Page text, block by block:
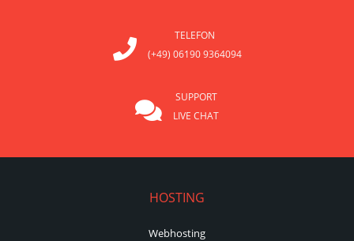
TELEFON
(+49) 06190 9364094
SUPPORT
LIVE CHAT
HOSTING
Webhosting